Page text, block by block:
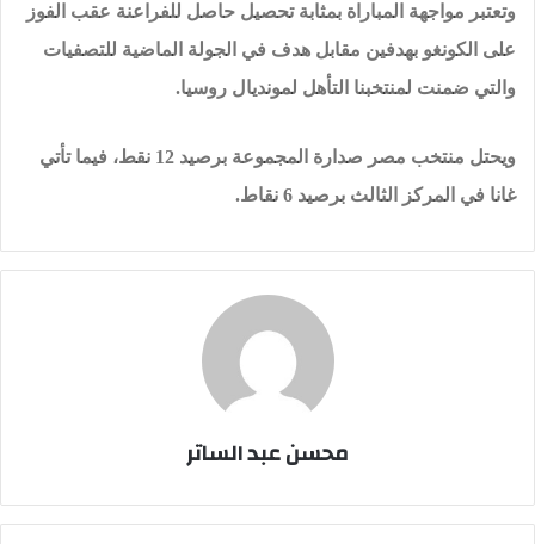
وتعتبر مواجهة المباراة بمثابة تحصيل حاصل للفراعنة عقب الفوز
على الكونغو بهدفين مقابل هدف في الجولة الماضية للتصفيات
والتي ضمنت لمنتخبنا التأهل لمونديال روسيا.
ويحتل منتخب مصر صدارة المجموعة برصيد 12 نقط، فيما تأتي
غانا في المركز الثالث برصيد 6 نقاط.
محسن عبد الساتر